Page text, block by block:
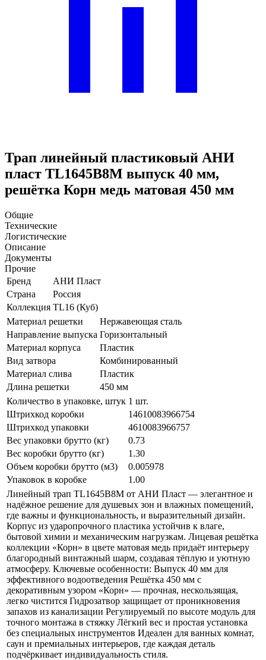
Трап линейный пластиковый АНИ
пласт TL1645B8M выпуск 40 мм,
решётка Корн медь матовая 450 мм
Общие
Технические
Логистические
Описание
Документы
Прочие
Бренд
АНИ Пласт
Страна
Россия
Коллекция TL16 (Куб)
Материал решетки
Нержавеющая сталь
Направление выпуска Горизонтальный
Материал корпуса
Пластик
Вид затвора
Комбинированный
Материал слива
Пластик
Длина решетки
450 мм
Количество в упаковке, штук 1 шт.
Штрихкод коробки
14610083966754
Штрихкод упаковки
4610083966757
Вес упаковки брутто (кг)
0.73
Вес коробки брутто (кг)
1.30
Объем коробки брутто (м3)
0.005978
Упаковок в коробке
1.00
Линейный трап TL1645B8M от АНИ Пласт — элегантное и
надёжное решение для душевых зон и влажных помещений,
где важны и функциональность, и выразительный дизайн.
Корпус из ударопрочного пластика устойчив к влаге,
бытовой химии и механическим нагрузкам. Лицевая решётка
коллекции «Корн» в цвете матовая медь придаёт интерьеру
благородный винтажный шарм, создавая тёплую и уютную
атмосферу. Ключевые особенности: Выпуск 40 мм для
эффективного водоотведения Решётка 450 мм с
декоративным узором «Корн» — прочная, нескользящая,
легко чистится Гидрозатвор защищает от проникновения
запахов из канализации Регулируемый по высоте модуль для
точного монтажа в стяжку Лёгкий вес и простая установка
без специальных инструментов Идеален для ванных комнат,
саун и премиальных интерьеров, где каждая деталь
подчёркивает индивидуальность стиля.